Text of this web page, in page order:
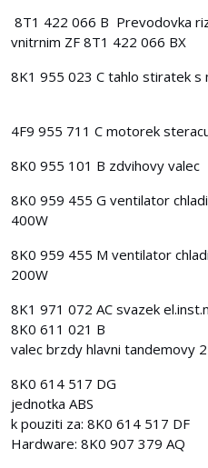
8T1 422 066 B Prevodovka
vnitrnim ZF 8T1 422 066 BX
8K1 955 023 C tahlo stiratek s
4F9 955 711 C motorek
8K0 955 101 B zdvihovy valec
8K0 959 455 G ventilator
400W
8K0 959 455 M ventilator
200W
8K1 971 072 AC svazek
8K0 611 021 B
valec brzdy hlavni tandemovy
8K0 614 517 DG
jednotka ABS
k pouziti za: 8K0 614 517 DF
Hardware: 8K0 907 379 AQ